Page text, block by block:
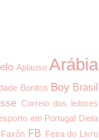
Aplauso Arábia
Bonitos Boy Brasil
Correio dos leitores
em Portugal Dieta
Faxôn FB Feira do Livro